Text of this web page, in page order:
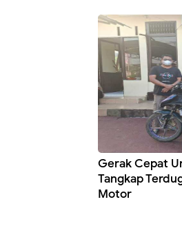
Gerak Cepat
Tangkap
Motor